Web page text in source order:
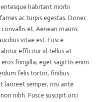
habitant morbi
ac turpis egestas. Donec
et. Aenean mauris
vitae est. Fusce
efficitur id tellus at
fringilla, eget sagittis enim
felis tortor, finibus
laoreet semper, nisi ante
nibh. Fusce suscipit orci